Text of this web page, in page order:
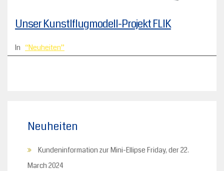
Unser Kunstlflugmodell-Projekt FLIK
In Neuheiten
Neuheiten
Kundeninformation zur Mini-Ellipse Friday, der 22.
March 2024